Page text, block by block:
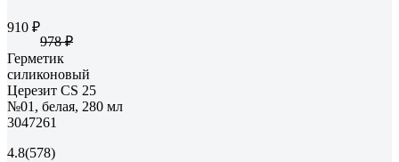
910 ₽
978 ₽
Герметик
силиконовый
Церезит CS 25
№01, белая, 280 мл
3047261
4.8(578)